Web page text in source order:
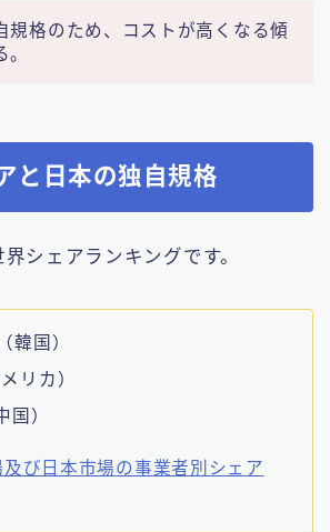
規格のため、コストが高くなる傾
。
と日本の独自規格
シェアランキングです。
韓国）
リカ）
国）
び日本市場の事業者別シェア